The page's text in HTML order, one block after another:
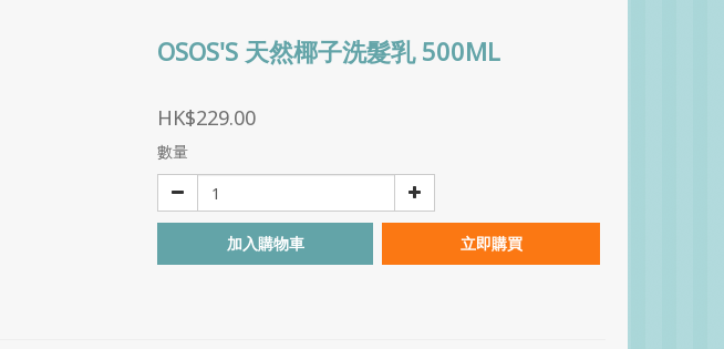
OSOS'S 天然椰子洗髮乳 500ML
HK$229.00
數量
加入購物車 立即購買